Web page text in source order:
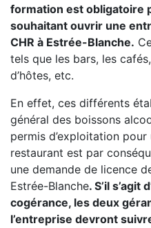
formation est obligatoire
souhaitant ouvrir une
CHR à Estrée-Blanche.
tels que les bars, les
d’hôtes, etc.
En effet, ces différents
général des boissons
permis d’exploitation
restaurant est par
une demande de licence
Estrée-Blanche. S’il s’agit
cogérance, les deux
l’entreprise devront